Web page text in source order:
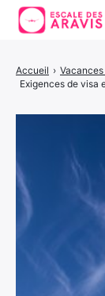
Accueil ›
Exigences de visa
Vacances d’été